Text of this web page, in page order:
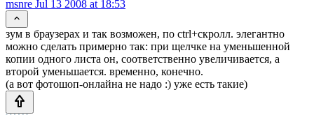
msnre Jul 13 2008 at 18:53
зум в браузерах и так возможен, по ctrl+скролл. элегантно
можно сделать примерно так: при щелчке на уменьшенной
копии одного листа он, соответственно увеличивается, а
второй уменьшается. временно, конечно.
(а вот фотошоп-онлайна не надо :) уже есть такие)